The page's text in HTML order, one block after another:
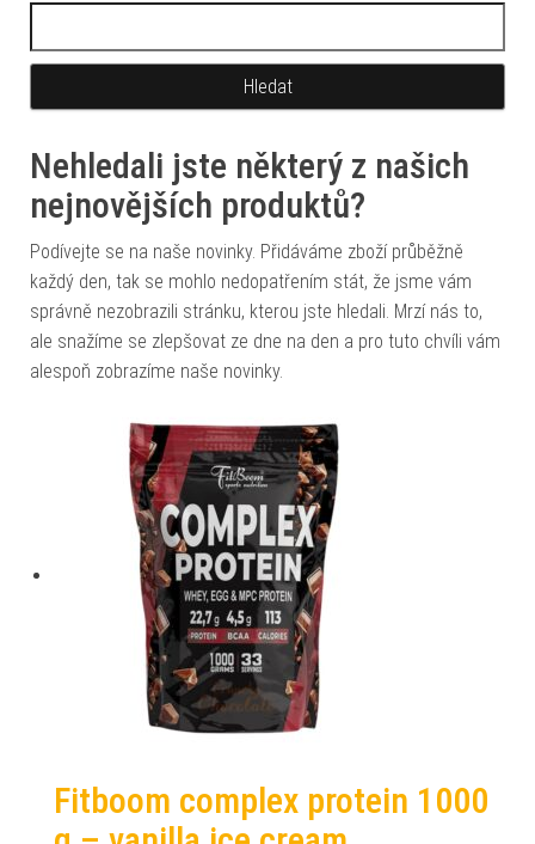
Nehledali jste některý z našich
nejnovějších produktů?
Podívejte se na naše novinky. Přidáváme zboží průběžně
každý den, tak se mohlo nedopatřením stát, že jsme vám
správně nezobrazili stránku, kterou jste hledali. Mrzí nás to,
ale snažíme se zlepšovat ze dne na den a pro tuto chvíli vám
alespoň zobrazíme naše novinky.
Fitboom complex protein 1000